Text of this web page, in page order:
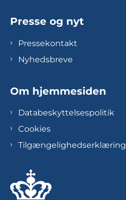
Presse og nyt
Pressekontakt
Nyhedsbreve
Om hjemmesiden
Databeskyttelsespolitik
Cookies
Tilgængelighedserklæring